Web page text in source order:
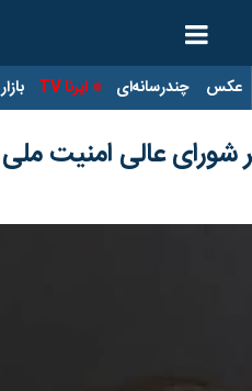
عکس چندرسانه‌ای ایرنا TV بازار
شورای عالی امنیت ملی